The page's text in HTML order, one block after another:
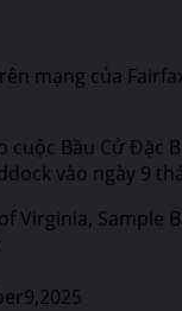
mạng của
cuộc Bầu Cử Đặc
vào ngày 9
Virginia, Sample